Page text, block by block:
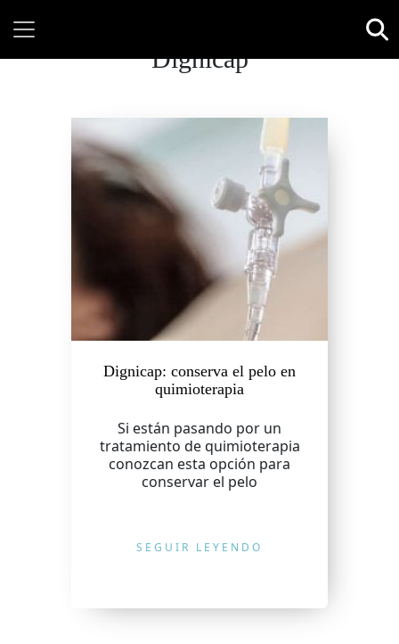
Dignicap
Dignicap: conserva el pelo en
quimioterapia
Si están pasando por un
tratamiento de quimioterapia
conozcan esta opción para
conservar el pelo
SEGUIR LEYENDO